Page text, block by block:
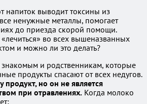
напиток выводит токсины из
ненужные металлы, помогает
до приезда скорой помощи.
во всех вышеназванных
и можно ли это делать?
знакомым и родственникам, которые
продукты спасают от всех недугов.
но он не является
при отравлениях. Когда молоко